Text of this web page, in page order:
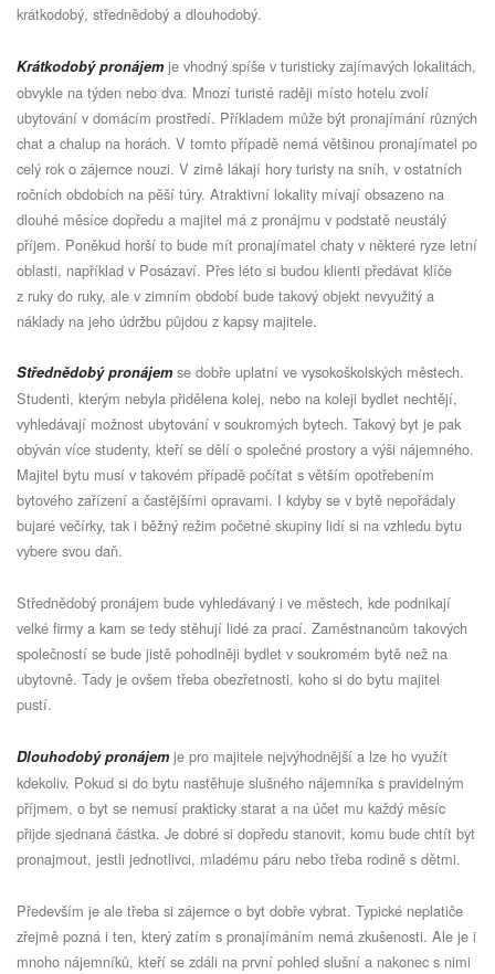
krátkodobý, střednědobý a dlouhodobý.
Krátkodobý pronájem je vhodný spíše v turisticky zajímavých lokalitách,
obvykle na týden nebo dva. Mnozí turisté raději místo hotelu zvolí
ubytování v domácím prostředí. Příkladem může být pronajímání různých
chat a chalup na horách. V tomto případě nemá většinou pronajímatel po
celý rok o zájemce nouzi. V zimě lákají hory turisty na sníh, v ostatních
ročních obdobích na pěší túry. Atraktivní lokality mívají obsazeno na
dlouhé měsíce dopředu a majitel má z pronájmu v podstatě neustálý
příjem. Poněkud horší to bude mít pronajímatel chaty v některé ryze letní
oblasti, například v Posázaví. Přes léto si budou klienti předávat klíče
z ruky do ruky, ale v zimním období bude takový objekt nevyužitý a
náklady na jeho údržbu půjdou z kapsy majitele.
Střednědobý pronájem se dobře uplatní ve vysokoškolských městech.
Studenti, kterým nebyla přidělena kolej, nebo na koleji bydlet nechtějí,
vyhledávají možnost ubytování v soukromých bytech. Takový byt je pak
obýván více studenty, kteří se dělí o společné prostory a výši nájemného.
Majitel bytu musí v takovém případě počítat s větším opotřebením
bytového zařízení a častějšími opravami. I kdyby se v bytě nepořádaly
bujaré večírky, tak i běžný režim početné skupiny lidí si na vzhledu bytu
vybere svou daň.
Střednědobý pronájem bude vyhledávaný i ve městech, kde podnikají
velké firmy a kam se tedy stěhují lidé za prací. Zaměstnancům takových
společností se bude jistě pohodlněji bydlet v soukromém bytě než na
ubytovně. Tady je ovšem třeba obezřetnosti, koho si do bytu majitel
pustí.
Dlouhodobý pronájem je pro majitele nejvýhodnější a lze ho využít
kdekoliv. Pokud si do bytu nastěhuje slušného nájemníka s pravidelným
příjmem, o byt se nemusí prakticky starat a na účet mu každý měsíc
přijde sjednaná částka. Je dobré si dopředu stanovit, komu bude chtít byt
pronajmout, jestli jednotlivci, mladému páru nebo třeba rodině s dětmi.
Především je ale třeba si zájemce o byt dobře vybrat. Typické neplatiče
zřejmě pozná i ten, který zatím s pronajímáním nemá zkušenosti. Ale je i
mnoho nájemníků, kteří se zdáli na první pohled slušní a nakonec s nimi